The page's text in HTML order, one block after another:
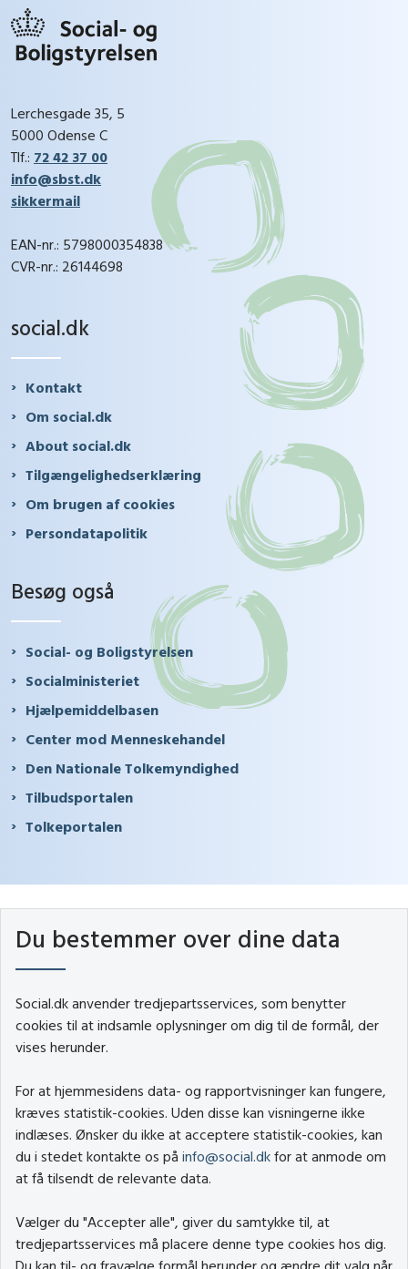
Lerchesgade 35, 5
5000 Odense C
Tlf.: 72 42 37 00
info@sbst.dk
sikkermail
EAN-nr.: 5798000354838
CVR-nr.: 26144698
social.dk
Kontakt
Om social.dk
About social.dk
Tilgængelighedserklæring
Om brugen af cookies
Persondatapolitik
Besøg også
Social- og Boligstyrelsen
Socialministeriet
Hjælpemiddelbasen
Center mod Menneskehandel
Den Nationale Tolkemyndighed
Tilbudsportalen
Tolkeportalen
Du bestemmer over dine data
Social.dk anvender tredjepartsservices, som benytter
cookies til at indsamle oplysninger om dig til de formål, der
vises herunder.
For at hjemmesidens data- og rapportvisninger kan fungere,
kræves statistik-cookies. Uden disse kan visningerne ikke
indlæses. Ønsker du ikke at acceptere statistik-cookies, kan
du i stedet kontakte os på info@social.dk for at anmode om
at få tilsendt de relevante data.
Vælger du "Accepter alle", giver du samtykke til, at
tredjepartsservices må placere denne type cookies hos dig.
Du kan til- og fravælge formål herunder og ændre dit valg når